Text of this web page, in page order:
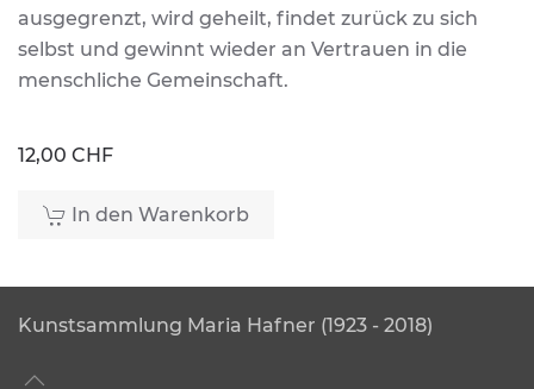
ausgegrenzt, wird geheilt, findet zurück zu sich
selbst und gewinnt wieder an Vertrauen in die
menschliche Gemeinschaft.
12,00 CHF
In den Warenkorb
Kunstsammlung Maria Hafner (1923 - 2018)